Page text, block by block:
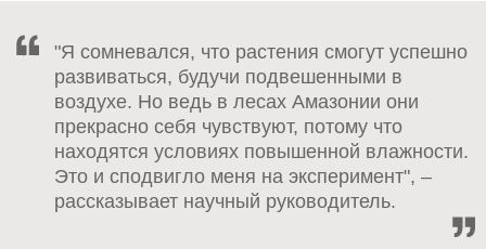
"Я сомневался, что растения смогут успешно
развиваться, будучи подвешенными в
воздухе. Но ведь в лесах Амазонии они
прекрасно себя чувствуют, потому что
находятся условиях повышенной влажности.
Это и сподвигло меня на эксперимент", –
рассказывает научный руководитель.